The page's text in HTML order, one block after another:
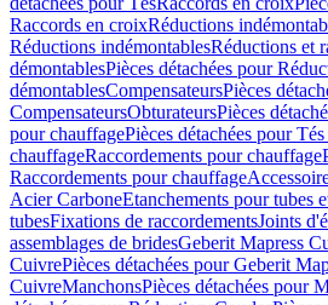
Raccords en croixRéductions
Réductions indémontablesRéductions et
démontablesPièces détachées pour
démontablesCompensateursPièces
CompensateursObturateursPièces
pour chauffagePièces détachées pour
chauffageRaccordements pour chauffage
Raccordements pour chauffage
Acier CarboneEtanchements pour tubes
tubesFixations de raccordementsJoints
assemblages de bridesGeberit Mapress
CuivrePièces détachées pour Geberit
CuivreManchonsPièces détachées pour